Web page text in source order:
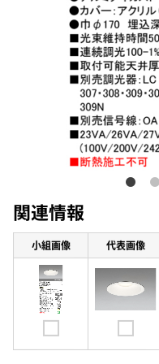
関連情報
小組画像 代表画像